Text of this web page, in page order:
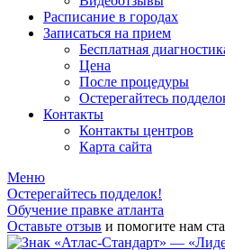
Расписание в городах
Записаться на прием
Бесплатная
Цена
После процедуры
Остерегайтесь
Контакты
Контакты центров
Карта сайта
Меню
Остерегайтесь подделок!
Обучение правке атланта
Оставьте отзыв и помогите нам